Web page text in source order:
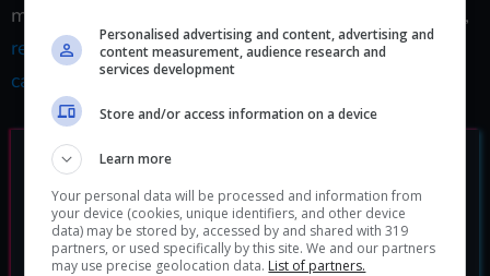
mentre volete offrire il vostro contributo al progetto,
recatevi sul sito web per tutte le informazioni del
caso.
Personalised advertising and content, advertising and
content measurement, audience research and
services development
Store and/or access information on a device
Learn more
Your personal data will be processed and information from
your device (cookies, unique identifiers, and other device
data) may be stored by, accessed by and shared with 319
partners, or used specifically by this site. We and our partners
may use precise geolocation data. List of partners.